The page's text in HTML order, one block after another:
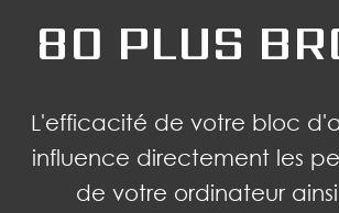
80 PLUS
L'efficacité de votre bloc
influence directement les
de votre ordinateur